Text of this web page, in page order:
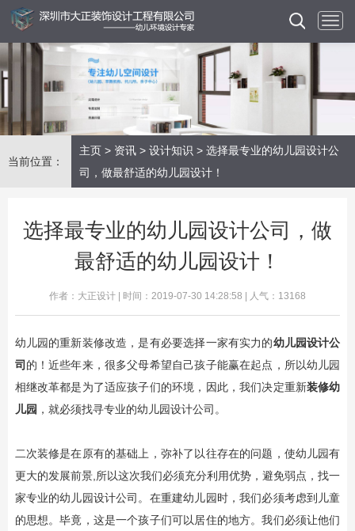
当前位置：
主页 > 资讯 > 设计知识 > 选择最专业的幼儿园设计公
司，做最舒适的幼儿园设计！
选择最专业的幼儿园设计公司，做
最舒适的幼儿园设计！
作者：大正设计 | 时间：2019-07-30 14:28:58 | 人气：13168
幼儿园的重新装修改造，是有必要选择一家有实力的幼儿园设计公
司 的！近些年来，很多父母希望自己孩子能赢在起点，所以幼儿园
相继改革都是为了适应孩子们的环境，因此，我们决定重新装修幼
儿园 ，就必须找寻专业的幼儿园设计公司。
二次装修是在原有的基础上，弥补了以往存在的问题，使幼儿园有
更大的发展前景,所以这次我们必须充分利用优势，避免弱点，找一
家专业的幼儿园设计公司。在重建幼儿园时，我们必须考虑到儿童
的思想。毕竟，这是一个孩子们可以居住的地方。我们必须让他们